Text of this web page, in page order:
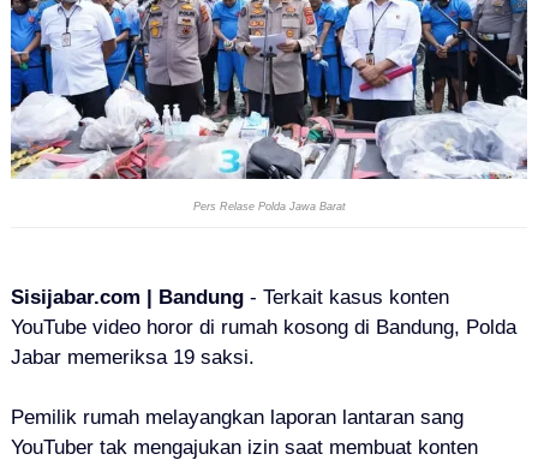
Pers Relase Polda Jawa Barat
Sisijabar.com | Bandung- Terkait kasus konten
YouTube video horor di rumah kosong di Bandung, Polda
Jabar memeriksa 19 saksi.
Pemilik rumah melayangkan laporan lantaran sang
YouTuber tak mengajukan izin saat membuat konten